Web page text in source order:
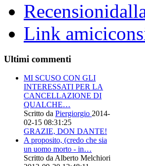
Recensioni
Link amici
Ultimi commenti
MI SCUSO CON GLI
INTERESSATI PER LA
CANCELLAZIONE DI
QUALCHE…
Scritto da Piergiorgio 2014-
02-15 08:31:25
GRAZIE, DON DANTE!
A proposito, (credo che sia
un uomo morto - in…
Scritto da Alberto Melchiori